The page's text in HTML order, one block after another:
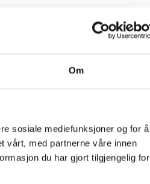
Om
sosiale mediefunksjoner og for å
vårt, med partnerne våre innen
du har gjort tilgjengelig for